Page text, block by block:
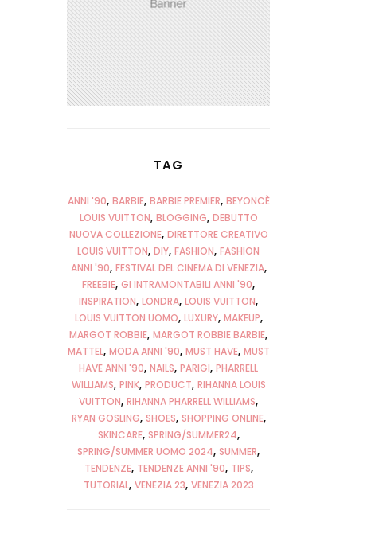
TAG
ANNI '90 BARBIE BARBIE PREMIER BEYONCÈ
LOUIS VUITTON BLOGGING DEBUTTO
NUOVA COLLEZIONE DIRETTORE CREATIVO
LOUIS VUITTON DIY FASHION FASHION
ANNI '90 FESTIVAL DEL CINEMA DI VENEZIA
FREEBIE GI INTRAMONTABILI ANNI '90
INSPIRATION LONDRA LOUIS VUITTON
LOUIS VUITTON UOMO LUXURY MAKEUP
MARGOT ROBBIE MARGOT ROBBIE BARBIE
MATTEL MODA ANNI '90 MUST HAVE MUST
HAVE ANNI '90 NAILS PARIGI PHARRELL
WILLIAMS PINK PRODUCT RIHANNA LOUIS
VUITTON RIHANNA PHARRELL WILLIAMS
RYAN GOSLING SHOES SHOPPING ONLINE
SKINCARE SPRING/SUMMER24
SPRING/SUMMER UOMO 2024 SUMMER
TENDENZE TENDENZE ANNI '90 TIPS
TUTORIAL VENEZIA 23 VENEZIA 2023